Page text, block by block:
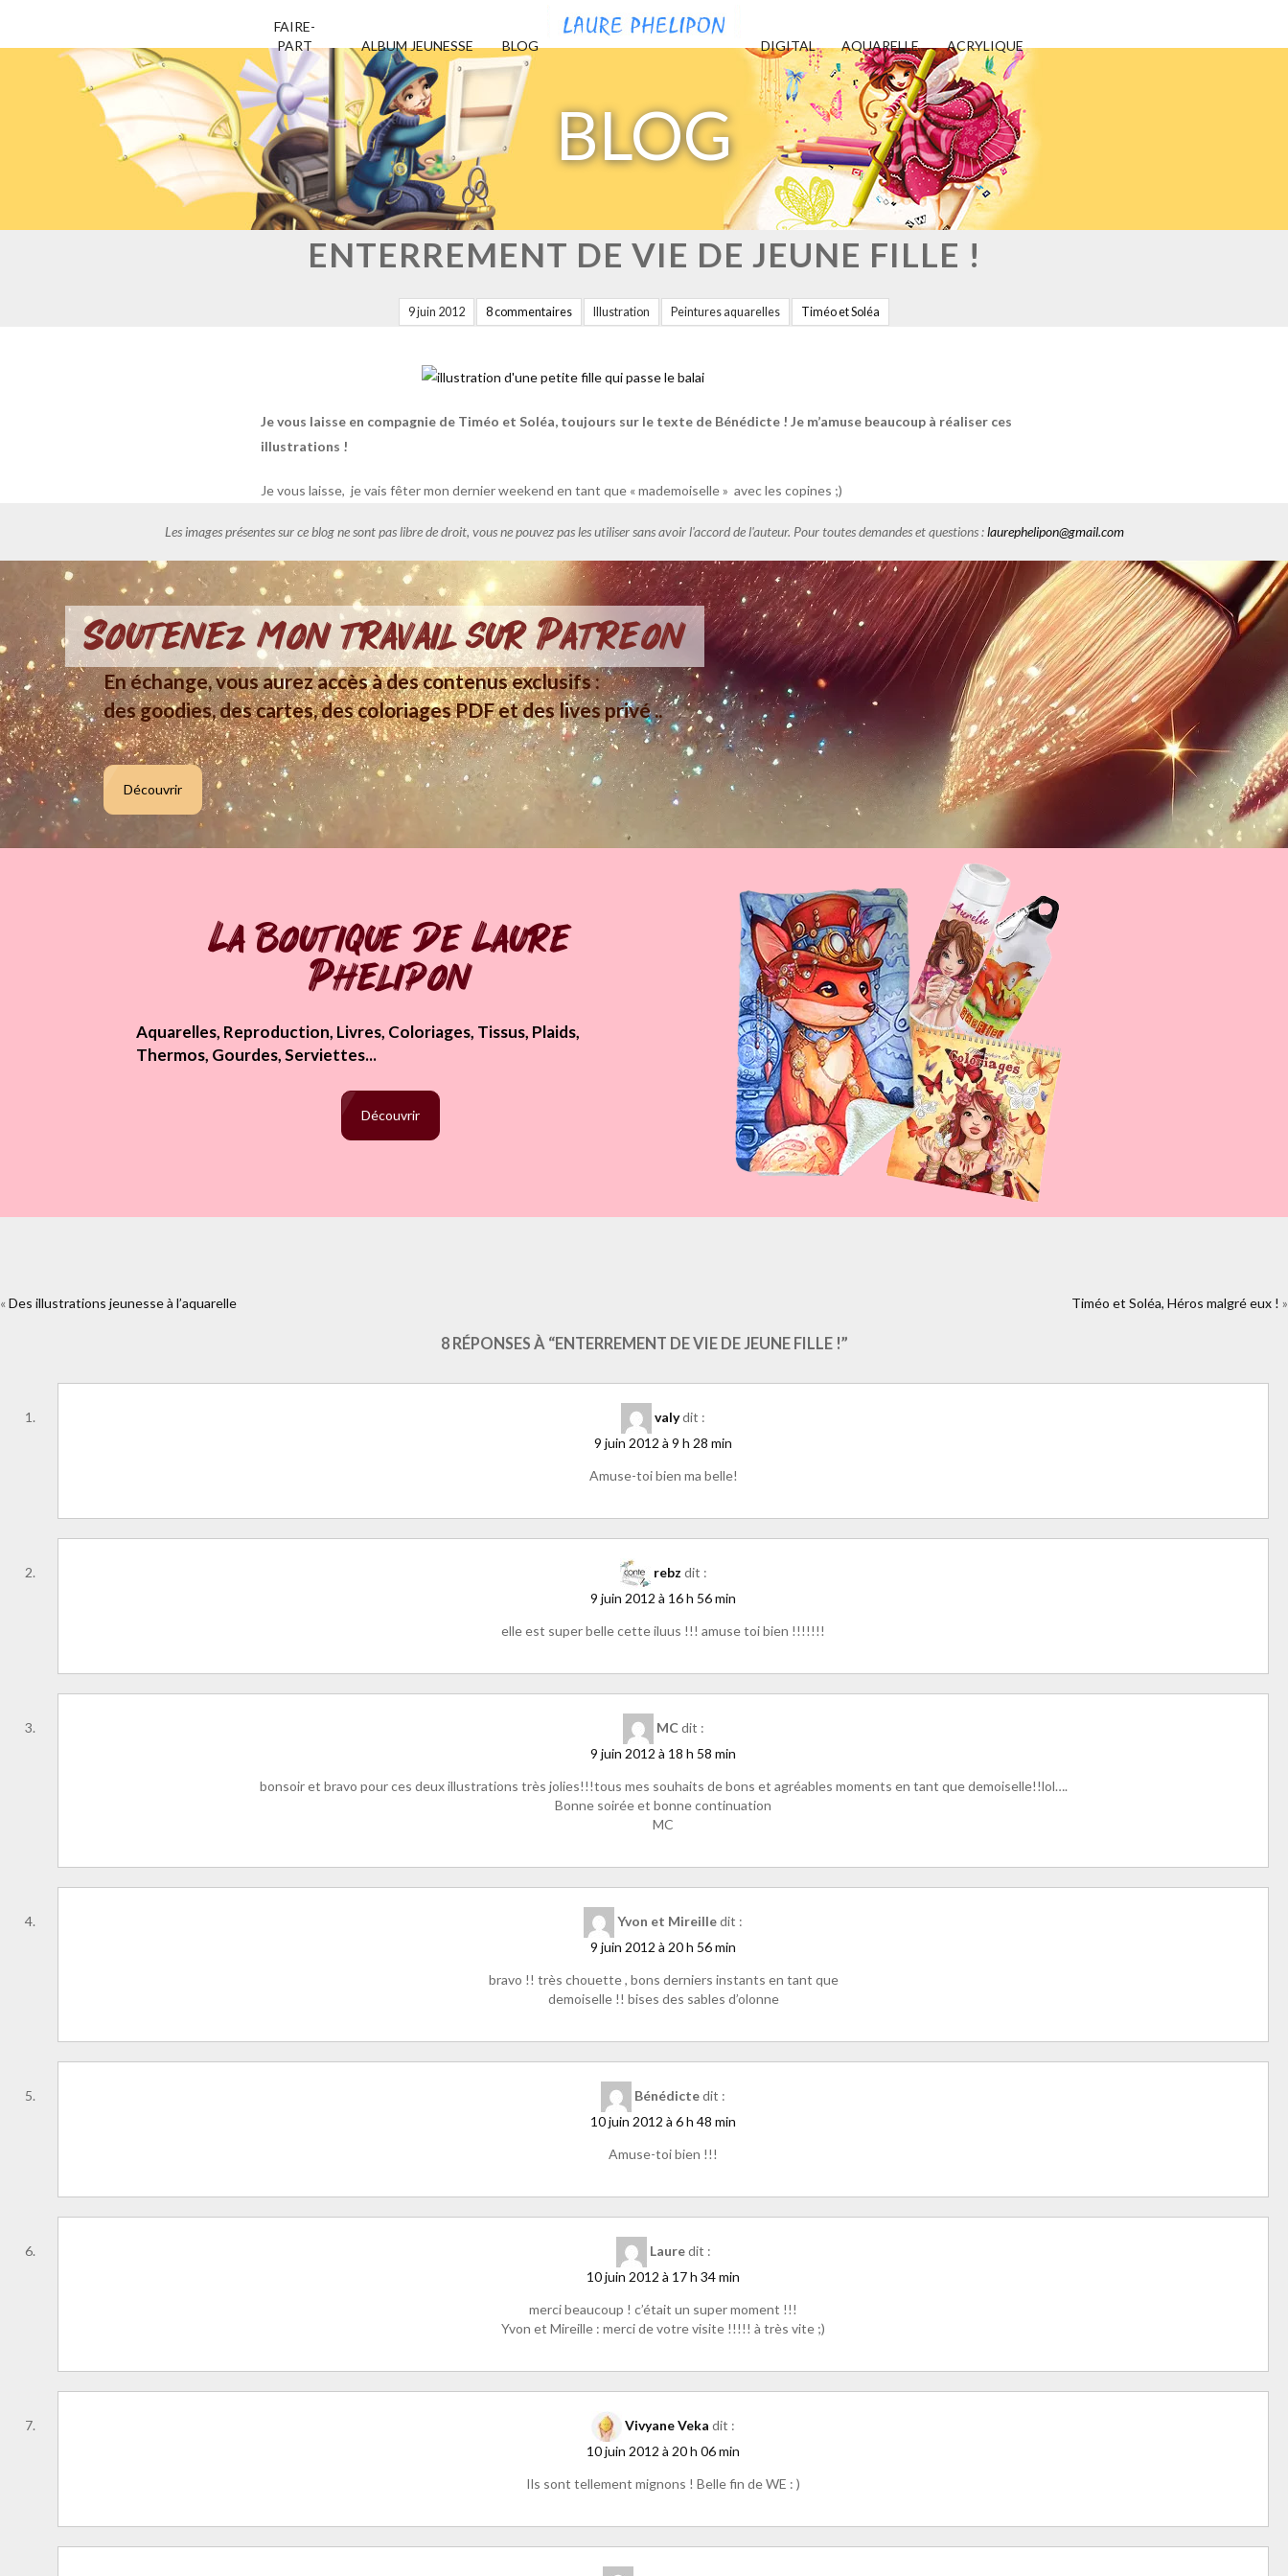
Aller
Aller
BLOG
ENTERREMENT DE VIE DE JEUNE FILLE !
9 juin 2012 8 commentaires Illustration Peintures aquarelles Timéo et Soléa
Je vous laisse en compagnie de Timéo et Soléa, toujours sur le texte de Bénédicte ! Je m’amuse beaucoup à réaliser ces
illustrations !
Je vous laisse, je vais fêter mon dernier weekend en tant que « mademoiselle » avec les copines ;)
Les images présentes sur ce blog ne sont pas libre de droit, vous ne pouvez pas les utiliser sans avoir l'accord de l'auteur. Pour toutes demandes et questions :laurephelipon@gmail.com
Soutenez mon travail sur Patreon
En échange, vous aurez accès à des contenus exclusifs :
des goodies, des cartes, des coloriages PDF et des lives privé ..
Découvrir
La boutique de Laure
Phelipon
Aquarelles, Reproduction, Livres, Coloriages, Tissus, Plaids,
Thermos, Gourdes, Serviettes...
Découvrir
https://www.facebook.com/plugins/like.php?href=https%3A%2F%2Fwww.laure-illustrations.com%2F2012%2F06%2Fenterrement-de-vie-de-jeune-
«Des illustrations jeunesse à l’aquarelle Timéo et Soléa, Héros malgré eux ! »
8 RÉPONSES À “ENTERREMENT DE VIE DE JEUNE FILLE !”
valydit :
9 juin 2012 à 9 h 28 min
Amuse-toi bien ma belle!
rebz dit :
9 juin 2012 à 16 h 56 min
elle est super belle cette iluus !!! amuse toi bien !!!!!!!
MC dit :
9 juin 2012 à 18 h 58 min
bonsoir et bravo pour ces deux illustrations très jolies!!!tous mes souhaits de bons et agréables moments en tant que demoiselle!!lol….
Bonne soirée et bonne continuation
MC
Yvon et Mireilledit :
9 juin 2012 à 20 h 56 min
bravo !! très chouette , bons derniers instants en tant que
demoiselle !! bises des sables d’olonne
Bénédictedit :
10 juin 2012 à 6 h 48 min
Amuse-toi bien !!!
Laure dit :
10 juin 2012 à 17 h 34 min
merci beaucoup ! c’était un super moment !!!
Yvon et Mireille : merci de votre visite !!!!! à très vite ;)
Vivyane Veka dit :
10 juin 2012 à 20 h 06 min
Ils sont tellement mignons ! Belle fin de WE : )
FAIRE-
PART
ALBUM JEUNESSE BLOG DIGITAL AQUARELLE ACRYLIQUE